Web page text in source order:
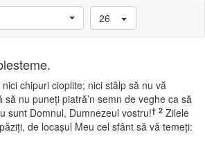
26
chipuri cioplite; nici stâlp să nu vă
nu puneţi piatră’n semn de veghe ca să
sunt Domnul, Dumnezeul vostru!† 2 Zilele
de locaşul Meu cel sfânt să vă temeţi: